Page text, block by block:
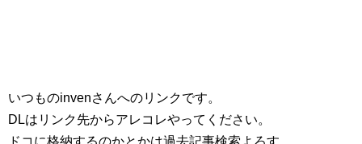
いつものinvenさんへのリンクです。
DLはリンク先からアレコレやってください。
ドコに格納するのかとかは過去記事検索よろす。